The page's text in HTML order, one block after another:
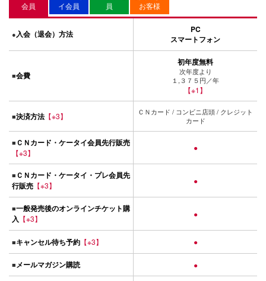
会員
イ会員
員
お客様
●入会（退会）方法
PC
スマートフォン
■会費
初年度無料
次年度より
１,３７５円／年
【※1】
■決済方法 【※3】
ＣＮカード / コンビニ店頭 / クレジット
カード
■ＣＮカード・ケータイ会員先行販売
【※3】
●
■ＣＮカード・ケータイ・プレ会員先
行販売 【※3】 ●
■一般発売後のオンラインチケット購
入 【※3】 ●
■キャンセル待ち予約 【※3】 ●
■メールマガジン購読 ●